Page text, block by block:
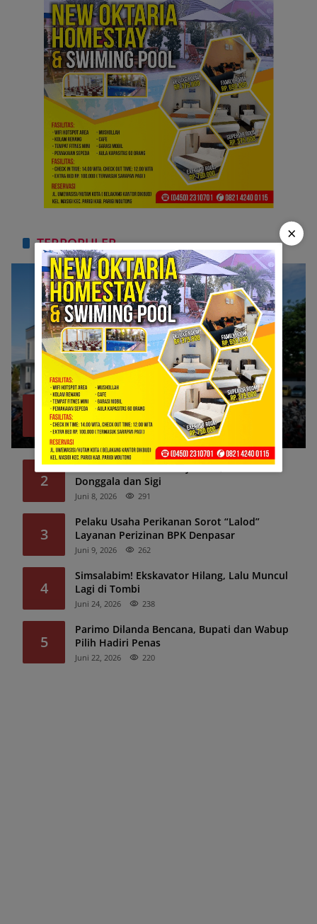
TERPOPULER
Bank Sulteng Cabang Parimo Belum Bayar
Refund Asuransi Kredit PNS?
Juli 6, 2026 1316
2
39 Pemda Kesulitan Gaji PPPK, Termasuk
Donggala dan Sigi
Juni 8, 2026 291
3
Pelaku Usaha Perikanan Sorot “Lalod”
Layanan Perizinan BPK Denpasar
Juni 9, 2026 262
4
Simsalabim! Ekskavator Hilang, Lalu Muncul
Lagi di Tombi
Juni 24, 2026 238
5
Parimo Dilanda Bencana, Bupati dan Wabup
Pilih Hadiri Penas
Juni 22, 2026 220
×